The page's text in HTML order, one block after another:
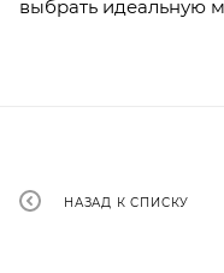
выбрать идеальную
НАЗАД К СПИСКУ